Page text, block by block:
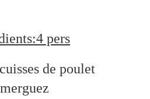
pers
de poulet